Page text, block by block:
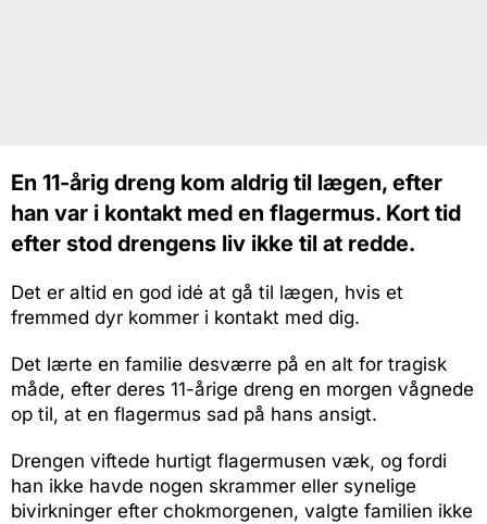
En 11-årig dreng kom aldrig til lægen, efter
han var i kontakt med en flagermus. Kort tid
efter stod drengens liv ikke til at redde.
Det er altid en god idé at gå til lægen, hvis et
fremmed dyr kommer i kontakt med dig.
Det lærte en familie desværre på en alt for tragisk
måde, efter deres 11-årige dreng en morgen vågnede
op til, at en flagermus sad på hans ansigt.
Drengen viftede hurtigt flagermusen væk, og fordi
han ikke havde nogen skrammer eller synelige
bivirkninger efter chokmorgenen, valgte familien ikke